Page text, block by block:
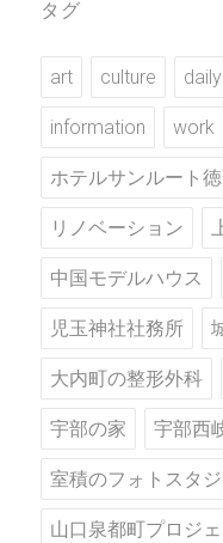
タグ
art culture daily
information work
ホテルサンルート
リノベーション
中国モデルハウス
児玉神社社務所
大内町の整形外科
宇部の家 宇部西
室積のフォトスタ
山口泉都町プロジェ